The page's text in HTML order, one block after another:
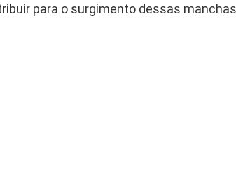
para o surgimento dessas